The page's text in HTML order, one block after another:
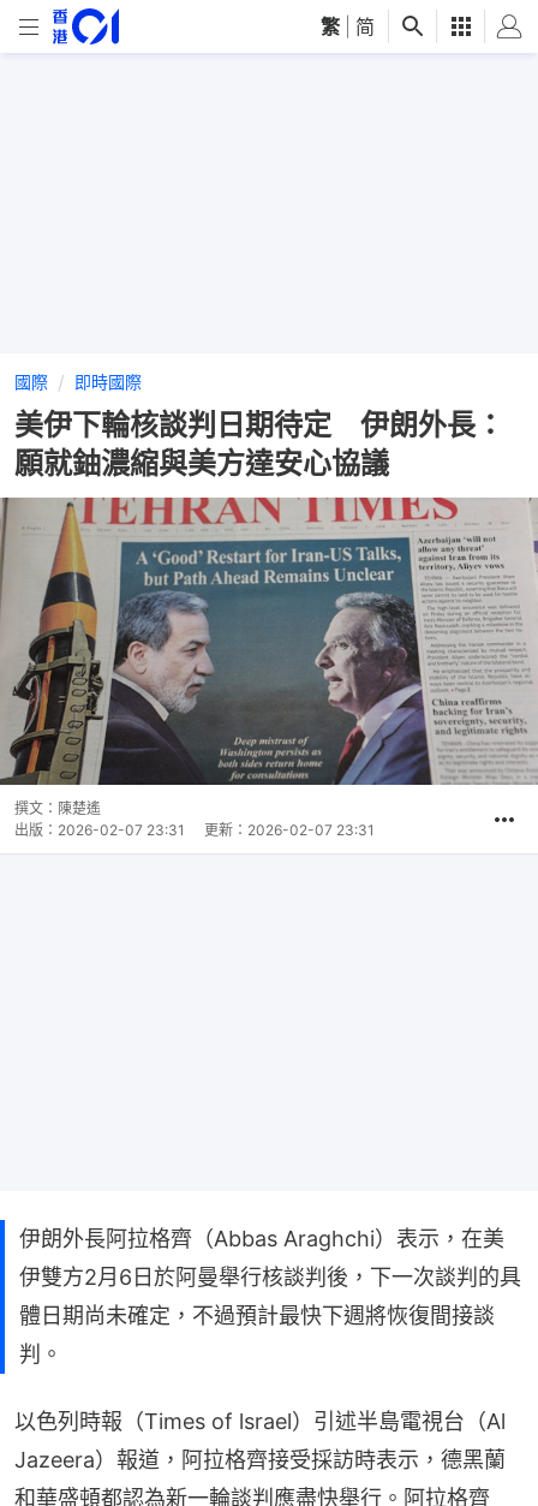
繁 简
國際 即時國際
美伊下輪核談判日期待定 伊朗外長：
願就鈾濃縮與美方達安心協議
撰文： 陳楚遙
出版： 2026-02-07 23:31 更新： 2026-02-07 23:31
伊朗外長阿拉格齊（Abbas Araghchi）表示，在美
伊雙方2月6日於阿曼舉行核談判後，下一次談判的具
體日期尚未確定，不過預計最快下週將恢復間接談
判。
以色列時報（Times of lsrael）引述半島電視台（Al
Jazeera）報道，阿拉格齊接受採訪時表示，德黑蘭
和華盛頓都認為新一輪談判應盡快舉行。阿拉格齊